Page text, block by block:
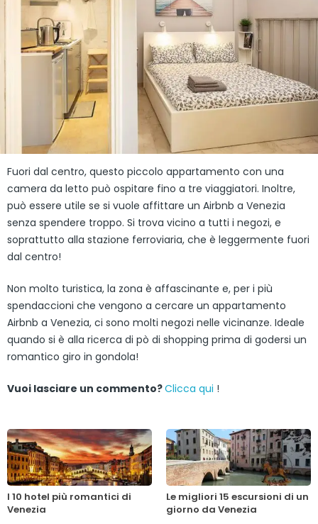
Fuori dal centro, questo piccolo appartamento con una
camera da letto può ospitare fino a tre viaggiatori. Inoltre,
può essere utile se si vuole affittare un Airbnb a Venezia
senza spendere troppo. Si trova vicino a tutti i negozi, e
soprattutto alla stazione ferroviaria, che è leggermente fuori
dal centro!
Non molto turistica, la zona è affascinante e, per i più
spendaccioni che vengono a cercare un appartamento
Airbnb a Venezia, ci sono molti negozi nelle vicinanze. Ideale
quando si è alla ricerca di pò di shopping prima di godersi un
romantico giro in gondola!
Vuoi lasciare un commento?Clicca qui !
I 10 hotel più romantici di
Venezia
Le migliori 15 escursioni di un
giorno da Venezia